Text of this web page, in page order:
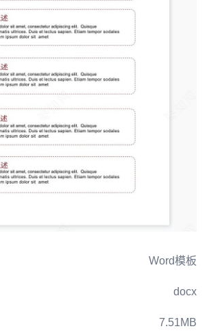
Word模板
docx
7.51MB